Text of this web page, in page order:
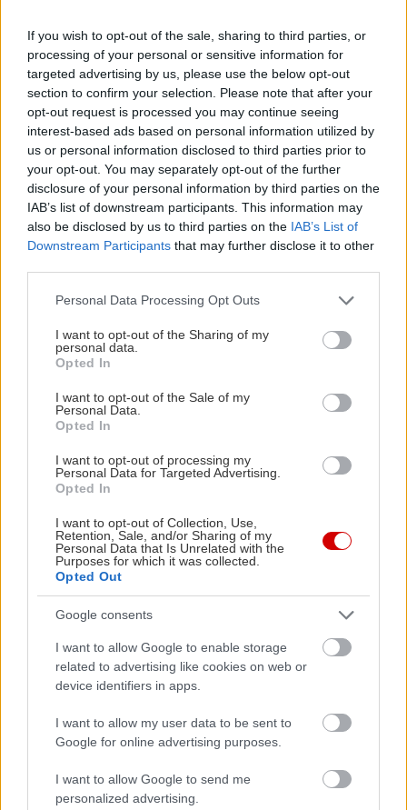
If you wish to opt-out of the sale, sharing to third parties, or
processing of your personal or sensitive information for
targeted advertising by us, please use the below opt-out
section to confirm your selection. Please note that after your
opt-out request is processed you may continue seeing
interest-based ads based on personal information utilized by
us or personal information disclosed to third parties prior to
your opt-out. You may separately opt-out of the further
disclosure of your personal information by third parties on the
IAB’s list of downstream participants. This information may
also be disclosed by us to third parties on the IAB’s List of
Downstream Participants that may further disclose it to other
Please note that this website/app uses one or more Google
not limited to your visit or usage behaviour. You may click to
grant or deny consent to Google and its third-party tags to
use your data for below specified purposes in below Google
consent section.
Personal Data Processing Opt Outs
I want to opt-out of the Sharing of my
personal data.
Opted In
I want to opt-out of the Sale of my
Personal Data.
Opted In
I want to opt-out of processing my
Personal Data for Targeted Advertising.
Opted In
I want to opt-out of Collection, Use,
Retention, Sale, and/or Sharing of my
Personal Data that Is Unrelated with the
Purposes for which it was collected.
Opted Out
Google consents
I want to allow Google to enable storage
related to advertising like cookies on web or
device identifiers in apps.
I want to allow my user data to be sent to
Google for online advertising purposes.
I want to allow Google to send me
personalized advertising.
ενώ περιδιαβαίνοντας τα ανηφορικά σοκάκια της
Χώρας θα περάσετε δίπλα από παλιά σπιτάκια με
λουλουδάτες αυλές. Στο υψηλότερο σημείο του
οικισμού, η θέα προς το μεγαλοπρεπή Άθω κόβει
την ανάσα και προκαλεί για πανοραμικές
φωτογραφίες.
Διαμονή
Στα συμπαθητικά δωμάτια τουPansion
δίκλινο) στην Χώρα, στα μοντέρνα και με
εκπληκτική θέα δωμάτια του Ξενώνα Ηλίανθος
(από 120€ για ένα δίκλινο με πρωινό) η
εναλλακτικά στο
Camping στην παραλία Αλυκές
(7€ η σκηνή συν 7€ ανά άτομο).
Φαγητό
Το ψάρι… σπαρταράει σε κάθε ταβερνάκι του
νησιού και σε απόλυτα φιλικό περιβάλλον τα
εστιατόρια του νησιού διακρίνονται για την
ποιότητα του φαγητού και τις αρκετά χαμηλές
τιμές. Εκπληκτικό ψάρι με θέα την θάλασσα θα
φάτε στην παλαιότερη ταβέρνα του νησιού,στον
, ενώ στις Αλυκές το εστιατόριο του
κάμπινγκ σερβίρει νόστιμους μεζέδες. Στην
παραλία του Αϊ Γιώργη, ο
ψάρι και κρεατικά.
Πώς θα πάτε
Από Θεσσαλονίκη πηγαίνετε οδικώς προς